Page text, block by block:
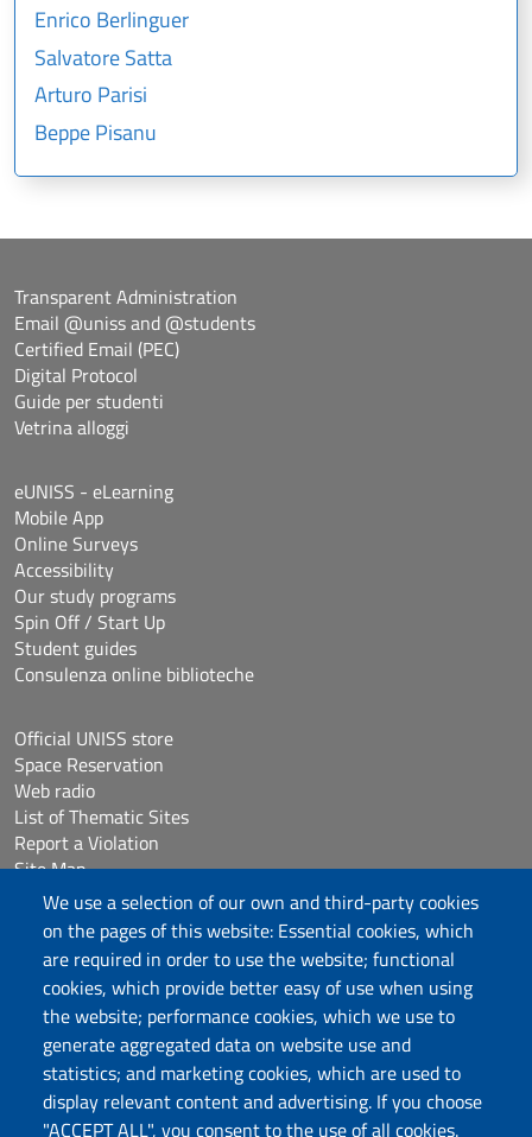
We use a selection of our own and third-party cookies
on the pages of this website: Essential cookies, which
are required in order to use the website; functional
cookies, which provide better easy of use when using
the website; performance cookies, which we use to
generate aggregated data on website use and
statistics; and marketing cookies, which are used to
display relevant content and advertising. If you choose
"ACCEPT ALL", you consent to the use of all cookies.
Enrico Berlinguer
Salvatore Satta
Arturo Parisi
Beppe Pisanu
Università degli Studi di Sassari
Transparent Administration
Email @uniss and @students
Certified Email (PEC)
Digital Protocol
Guide per studenti
Vetrina alloggi
eUNISS - eLearning
Mobile App
Online Surveys
Accessibility
Our study programs
Spin Off / Start Up
Student guides
Consulenza online biblioteche
Official UNISS store
Space Reservation
Web radio
List of Thematic Sites
Report a Violation
Site Map
Accessibilità
Cookie Settings
Follow us
Chatta con noi